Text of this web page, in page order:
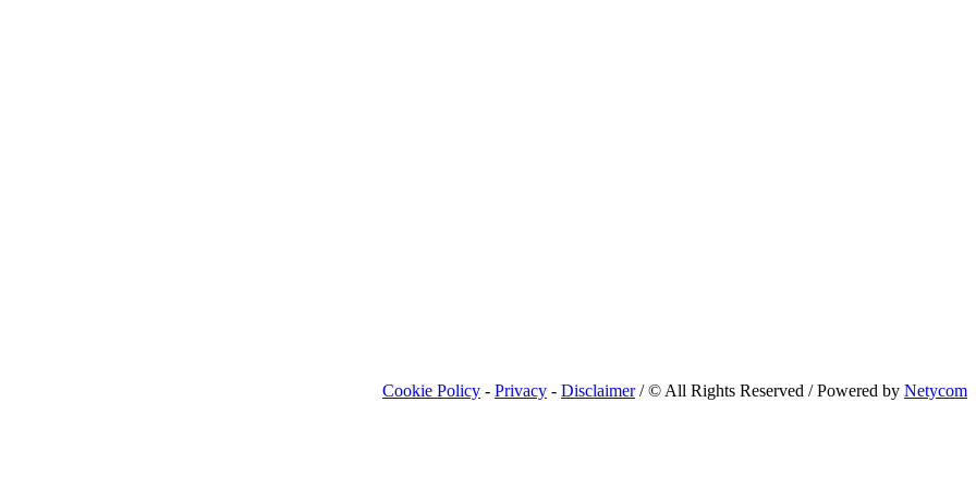
Cookie Policy - Privacy - Disclaimer/ © All Rights Reserved / Powered by Netycom